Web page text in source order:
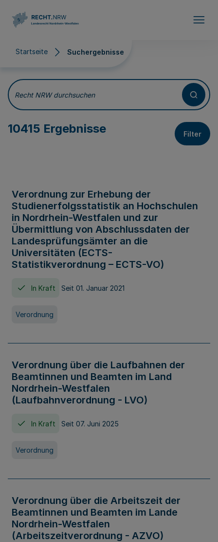
Startseite Suchergebnisse
Suchergebnisse
Recht NRW durchsuchen
10415 Ergebnisse Filter
Verordnung zur Erhebung der
Studienerfolgsstatistik an Hochschulen
in Nordrhein-Westfalen und zur
Übermittlung von Abschlussdaten der
Landesprüfungsämter an die
Universitäten (ECTS-
Statistikverordnung – ECTS-VO)
In Kraft Seit 01. Januar 2021
Verordnung
Verordnung über die Laufbahnen der
Beamtinnen und Beamten im Land
Nordrhein-Westfalen
(Laufbahnverordnung - LVO)
In Kraft Seit 07. Juni 2025
Verordnung
Verordnung über die Arbeitszeit der
Beamtinnen und Beamten im Lande
Nordrhein-Westfalen
(Arbeitszeitverordnung - AZVO)